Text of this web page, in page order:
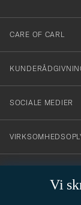
Vi
dig
till
vårt
CARE OF CARL
SOCIALE MEDIER